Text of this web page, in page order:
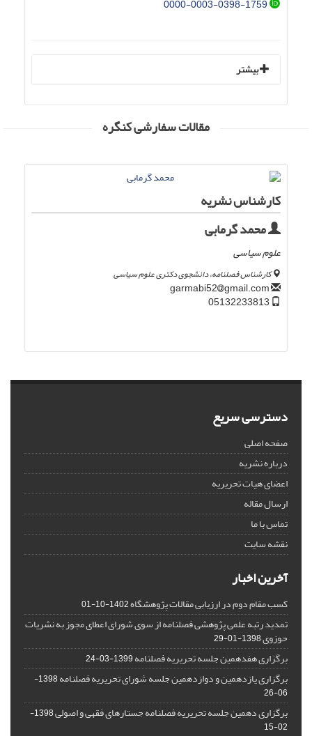
0000-0003-0398-1759
بیشتر
مقالات سفارشی کنگره
کارشناس نشریه
محمد گرمابی
علوم سیاسی
کارشناس فصلنامه، دانشجوی دکتری علوم سیاسی
gmail.com
دسترسی سریع
صفحه اصلی
درباره نشریه
اعضای هیات تحریریه
ارسال مقاله
تماس با ما
نقشه سایت
آخرین اخبار
کسب مقام دوم در ارزیابی مقالات پژوهشگاه1402-10-01
تمدید رتبه علمی پژوهشی فصلنامه از سوی شورای اعطای مجوز به نشریات
حوزوی1398-01-29
برگزاری هفدهمین جلسه تحریریه فصلنامه1399-03-24
برگزاری یازدهمین و دوازدهمین جلسه شورای تحریریه فصلنامه
1398-
06-26
برگزاری دهمین جلسه تحریریه فصلنامه جستارهای فقهی و اصولی
1398-
02-15